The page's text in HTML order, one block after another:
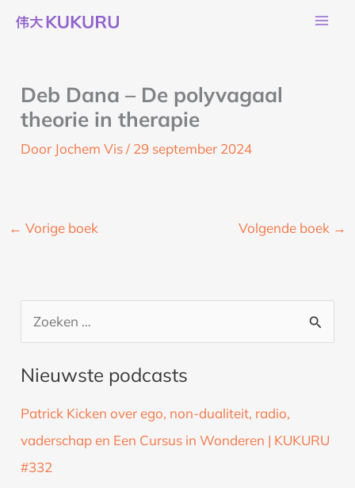
naar
Deb Dana – De polyvagaal
theorie in therapie
Door Jochem Vis/ 29 september 2024
← Vorige boek Volgende boek →
e
k
a
Nieuwste podcasts
Patrick Kicken over ego, non-dualiteit, radio,
vaderschap en Een Cursus in Wonderen | KUKURU
#332